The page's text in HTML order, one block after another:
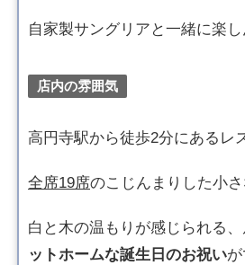
自家製サングリアと一緒に楽し
店内の雰囲気
高円寺駅から徒歩2分にあるレ
全席19席のこじんまりした小さ
白と木の温もりが感じられる
ットホームな誕生日のお祝いが